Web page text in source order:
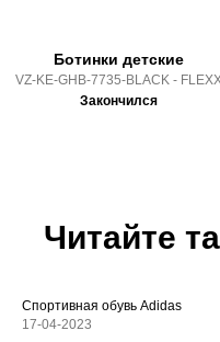
Ботинки детские
VZ-KE-GHB-7735-BLACK -
Закончился
Читайте
Спортивная обувь Adidas
17-04-2023